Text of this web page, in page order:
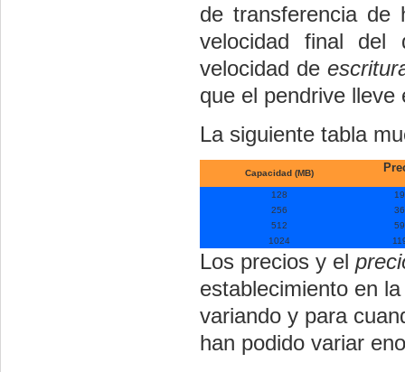
de transferencia
velocidad final del
velocidad de
que el pendrive lleve
La siguiente tabla
Capacidad (MB)
128
19
256
36
512
59
1024
Los precios y el
establecimiento en
variando y para
han podido variar